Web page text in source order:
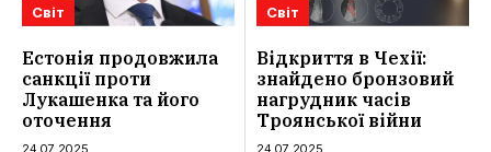
Світ
Естонія продовжила
санкції проти
Лукашенка та його
оточення
24.07.2025
Світ
Відкриття в Чехії:
знайдено бронзовий
нагрудник часів
Троянської війни
24.07.2025